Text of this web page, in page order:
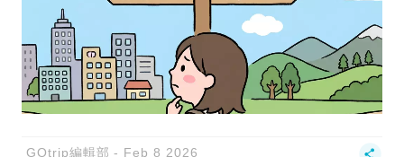
GOtrip編輯部 Feb 8 2026